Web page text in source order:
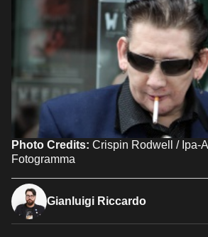
Photo Credits: Crispin Rodwell / Ipa-
Fotogramma
Gianluigi Riccardo